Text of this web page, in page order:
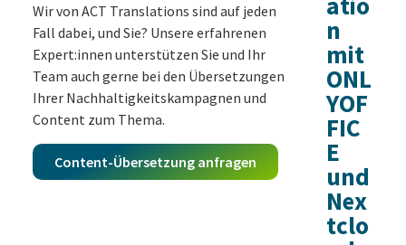
Wir von ACT Translations sind auf jeden
Fall dabei, und Sie? Unsere erfahrenen
Expert:innen unterstützen Sie und Ihr
Team auch gerne bei den Übersetzungen
Ihrer Nachhaltigkeitskampagnen und
Content zum Thema.
Content-Übersetzung anfragen
n
mit
ONL
YOF
FIC
E
und
Nex
tclo